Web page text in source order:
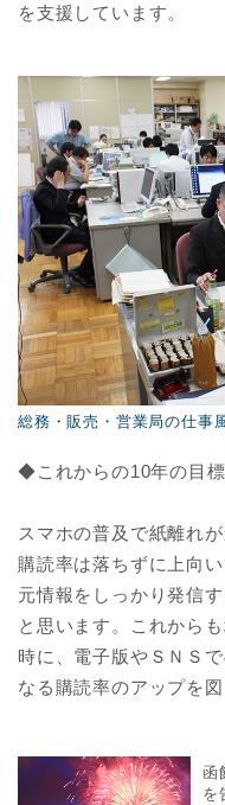
を支援しています。
総務・販売・営業局の仕事
◆これからの10年の目標
スマホの普及で紙離れ
購読率は落ちずに上向
元情報をしっかり発信
と思います。これから
時に、電子版やＳＮＳ
なる購読率のアップを図
函
を